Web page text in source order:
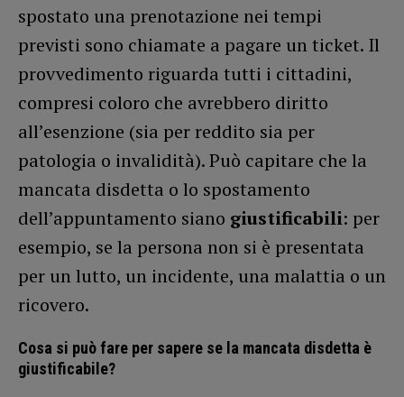
spostato una prenotazione nei tempi
previsti sono chiamate a pagare un ticket. Il
provvedimento riguarda tutti i cittadini,
compresi coloro che avrebbero diritto
all’esenzione (sia per reddito sia per
patologia o invalidità). Può capitare che la
mancata disdetta o lo spostamento
dell’appuntamento siano giustificabili: per
esempio, se la persona non si è presentata
per un lutto, un incidente, una malattia o un
ricovero.
Cosa si può fare per sapere se la mancata disdetta è
giustificabile?